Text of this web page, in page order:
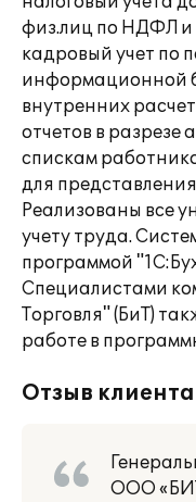
физ.лиц по НДФЛ и
кадровый учет по
информационной
внутренних
отчетов в разрезе
спискам
для
Реализованы все
учету труда.
программой
Специалистами
Торговля" (БиТ)
работе в
Отзыв клиента
ООО